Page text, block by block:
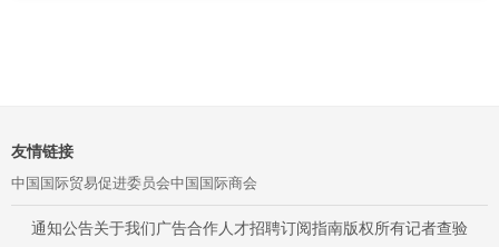
友情链接
中国国际贸易促进委员会中国国际商会
通知公告关于我们广告合作人才招聘订阅指南版权所有记者查验